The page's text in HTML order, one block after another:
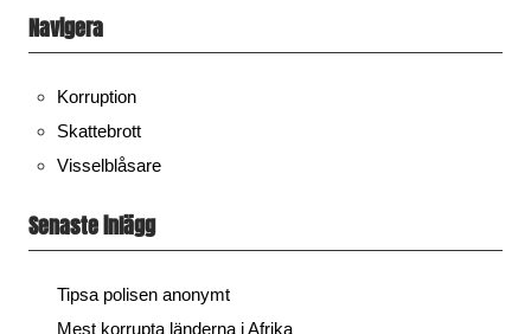
Navigera
Korruption
Skattebrott
Visselblåsare
Senaste inlägg
Tipsa polisen anonymt
Mest korrupta länderna i Afrika